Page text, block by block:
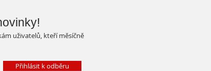
uživatelů, kteří měsíčně
Přihlásit k odběru